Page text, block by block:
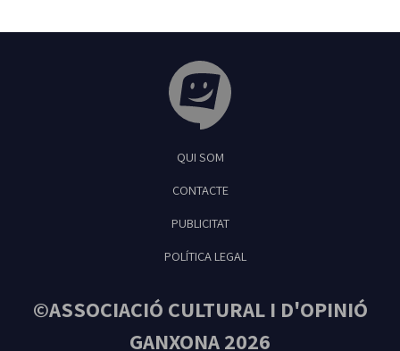
Feliu de Guíxols
QUI SOM
CONTACTE
PUBLICITAT
POLÍTICA LEGAL
©ASSOCIACIÓ CULTURAL I D'OPINIÓ
GANXONA 2026